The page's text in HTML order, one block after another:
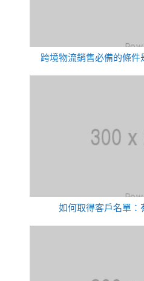
跨境物流銷售必備的條
如何取得客戶名單：